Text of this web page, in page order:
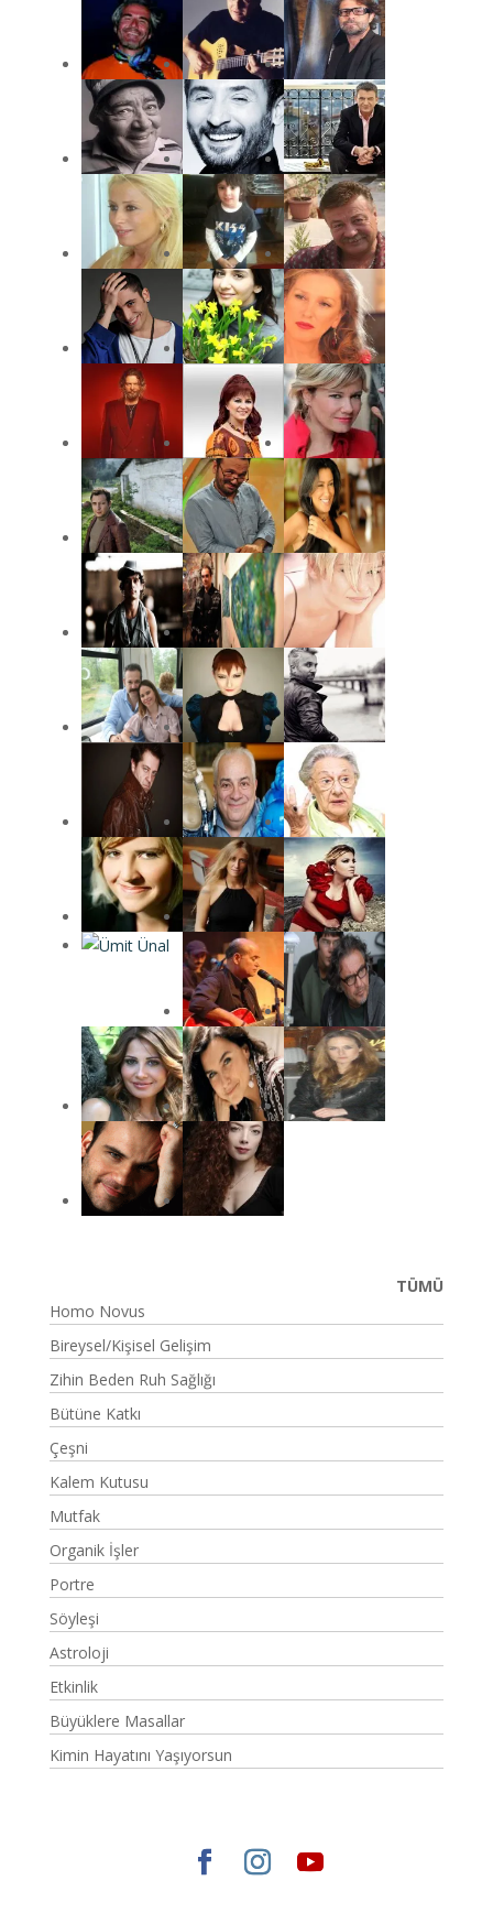
TÜMÜ
Homo Novus
Bireysel/Kişisel Gelişim
Zihin Beden Ruh Sağlığı
Bütüne Katkı
Çeşni
Kalem Kutusu
Mutfak
Organik İşler
Portre
Söyleşi
Astroloji
Etkinlik
Büyüklere Masallar
Kimin Hayatını Yaşıyorsun